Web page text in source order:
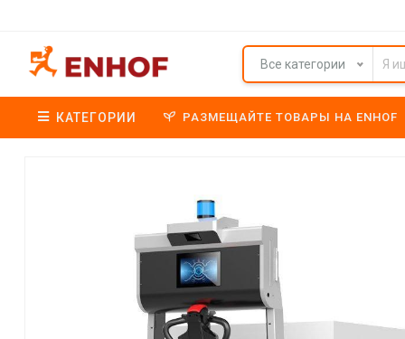
Все категории
КАТЕГОРИИ РАЗМЕЩАЙТЕ ТОВАРЫ НА ENHOF